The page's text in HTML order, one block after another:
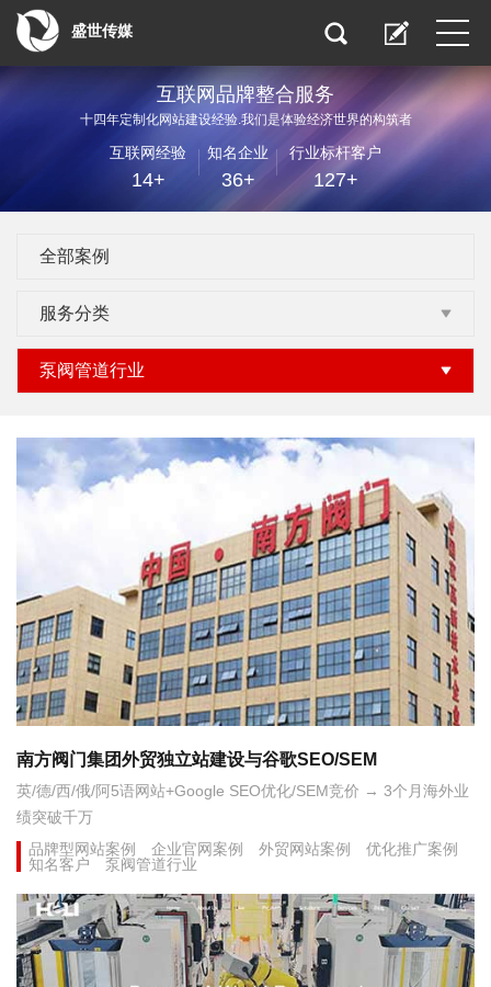
盛世传媒
互联网品牌整合服务
十四年定制化网站建设经验.我们是体验经济世界的构筑者
互联网经验
14+
知名企业
36+
行业标杆客户
127+
全部案例
服务分类
泵阀管道行业
南方阀门集团外贸独立站建设与谷歌SEO/SEM
英/德/西/俄/阿5语网站+Google SEO优化/SEM竞价 → 3个月海外业
绩突破千万
品牌型网站案例
企业官网案例 外贸网站案例
优化推广案例
知名客户
泵阀管道行业